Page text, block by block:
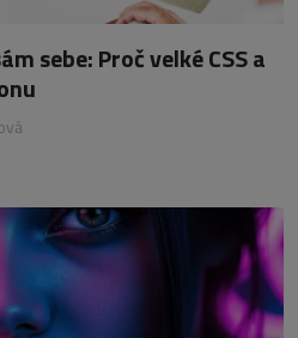
sebe: Proč velké CSS a